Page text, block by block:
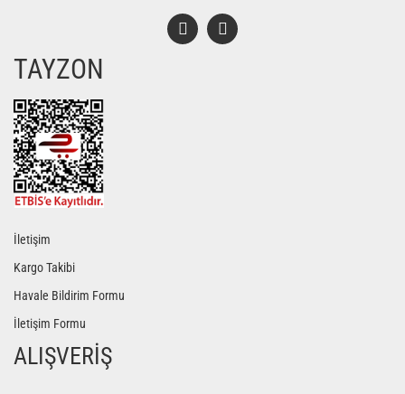
TAYZON
İletişim
Kargo Takibi
Havale Bildirim Formu
İletişim Formu
ALIŞVERİŞ